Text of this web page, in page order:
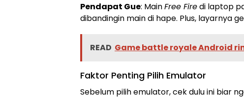
Pendapat Gue: MainFree Firedi laptop
dibandingin main di hape. Plus, layarnya
READ Game battle royale Android
Faktor Penting Pilih Emulator
Sebelum pilih emulator, cek dulu ini biar